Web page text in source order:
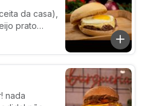
da casa),
prato
acordo com
nada